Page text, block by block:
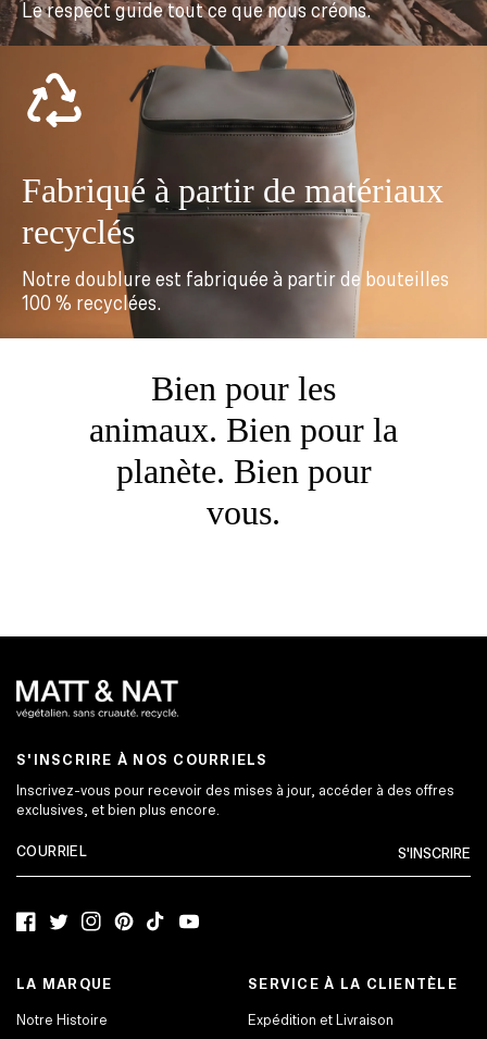
Le respect guide tout ce que nous créons.
Fabriqué à partir de matériaux
recyclés
Notre doublure est fabriquée à partir de bouteilles
100 % recyclées.
Bien pour les
animaux. Bien pour la
planète. Bien pour
vous.
LA MARQUE
Notre Histoire
SERVICE À LA CLIENTÈLE
Expédition et Livraison
S'INSCRIRE À NOS COURRIELS
Inscrivez-vous pour recevoir des mises à jour, accéder à des offres
exclusives, et bien plus encore.
S'INSCRIRE
FacebookTwitterInstagramPinterestTikTokYouTube